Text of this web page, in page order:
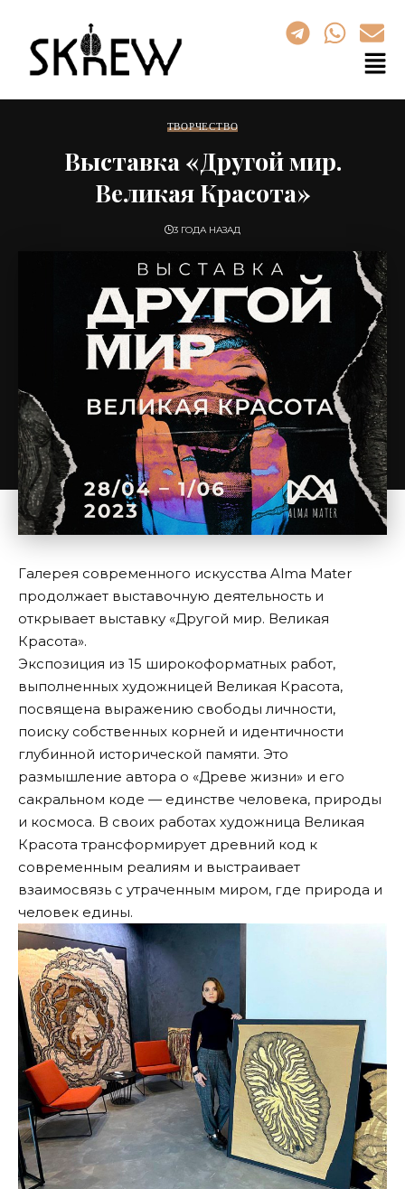
ТВОРЧЕСТВО
Выставка «Другой мир.
Великая Красота»
3 ГОДА НАЗАД
Галерея современного искусства Alma Mater
продолжает выставочную деятельность и
открывает выставку «Другой мир. Великая
Красота».
Экспозиция из 15 широкоформатных работ,
выполненных художницей Великая Красота,
посвящена выражению свободы личности,
поиску собственных корней и идентичности
глубинной исторической памяти. Это
размышление автора о «Древе жизни» и его
сакральном коде — единстве человека, природы
и космоса. В своих работах художница Великая
Красота трансформирует древний код к
современным реалиям и выстраивает
взаимосвязь с утраченным миром, где природа и
человек едины.